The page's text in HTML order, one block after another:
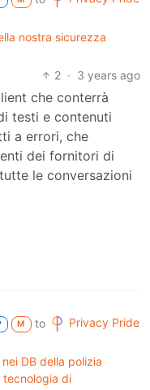
nostra sicurezza
2 · 3 years ago
che conterrà
testi e contenuti
a errori, che
dei fornitori di
le conversazioni
M to
Privacy Pride
DB della polizia
tecnologia di